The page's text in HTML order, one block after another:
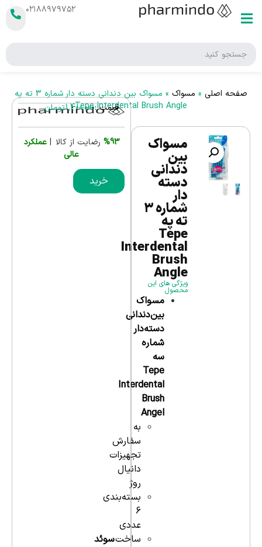
۰۲۱۸۸۹۷۹۷۵۲
صفحه اصلی » مسواک »
مسواک بین دندانی دسته دار شماره 3 ته په
Tepe Interdental Brush Angle
مسواک
بین
دندانی
دسته
دار
شماره 3
ته په
Tepe
Interdental
Brush
Angle
ویژگی های این
محصول
مسواک
بین‌دندانی
دسته‌دار
شماره
سه
Tepe
Interdental
Brush
Angel
به
سفارش
تجهیزات
دانیال
روژ
بسته‌بندی
6
عددی
ساختسوئد
قیمت :1,400,000تومان
%93 رضایت از کالا | عملکرد
عالی
خرید